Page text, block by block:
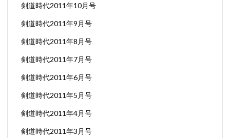
剣道時代2011年10月号
剣道時代2011年9月号
剣道時代2011年8月号
剣道時代2011年7月号
剣道時代2011年6月号
剣道時代2011年5月号
剣道時代2011年4月号
剣道時代2011年3月号